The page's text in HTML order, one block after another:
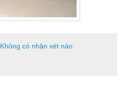
Không có nhận xét nào: